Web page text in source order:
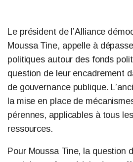
Le président de l’Alliance
Moussa Tine, appelle à
politiques autour des fonds
question de leur encadrement
de gouvernance publique.
la mise en place de
pérennes, applicables à tous
ressources.
Pour Moussa Tine, la question